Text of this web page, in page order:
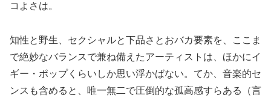
コよさは。
知性と野生、セクシャルと下品さとおバカ要素を、ここま
で絶妙なバランスで兼ね備えたアーティストは、ほかにイ
ギー・ポップくらいしか思い浮かばない。てか、音楽的セ
ンスも含めると、唯一無二で圧倒的な孤高感すらある（言